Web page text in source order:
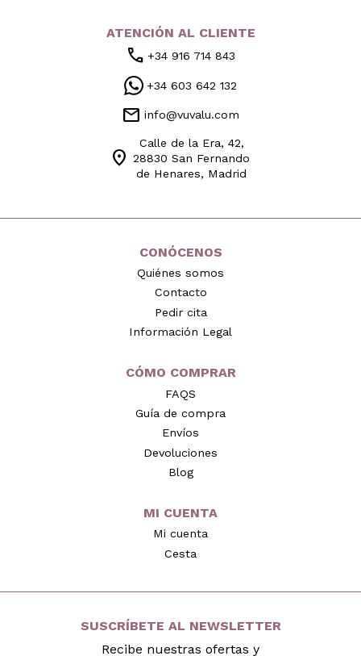
ATENCIÓN AL CLIENTE
call +34 916 714 843
+34 603 642 132
mail info@vuvalu.com
location_on
Calle de la Era, 42,
28830 San Fernando
de Henares, Madrid
CONÓCENOS
Quiénes somos
Contacto
Pedir cita
Información Legal
CÓMO COMPRAR
FAQS
Guía de compra
Envíos
Devoluciones
Blog
MI CUENTA
Mi cuenta
Cesta
SUSCRÍBETE AL NEWSLETTER
Recibe nuestras ofertas y